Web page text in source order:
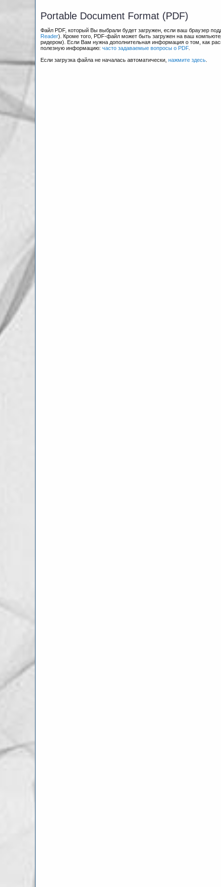
Portable Document Format (PDF)
Файл PDF, который Вы выбрали будет загружен, если ваш браузер
Reader). Кроме того, PDF-файл может быть загружен на ваш
ридером). Если Вам нужна дополнительная информация о том, как
полезную информацию:часто задаваемые вопросы о PDF.
Если загрузка файла не началась автоматически,нажмите здесь